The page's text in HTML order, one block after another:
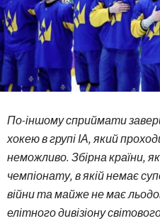
По-іншому сприймати
хокею в групі ІА, який
неможливо. Збірна країни,
чемпіонату, в якій немає
війни та майже не має
елітного дивізіону